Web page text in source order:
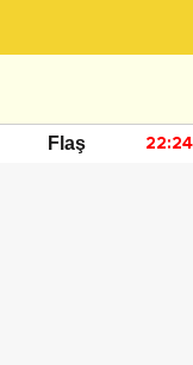
Flaş
artan
12:03